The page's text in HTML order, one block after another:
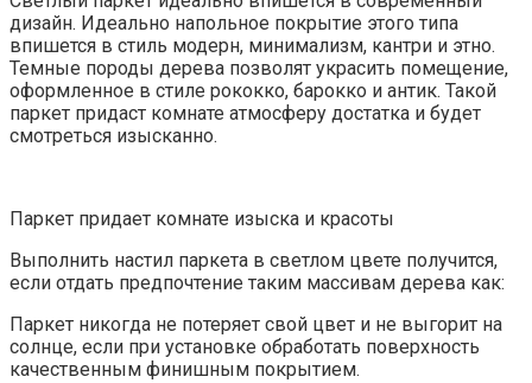
дизайн. Идеально напольное покрытие этого типа
впишется в стиль модерн, минимализм, кантри и этно.
Темные породы дерева позволят украсить помещение,
оформленное в стиле рококко, барокко и антик. Такой
паркет придаст комнате атмосферу достатка и будет
смотреться изысканно.
Паркет придает комнате изыска и красоты
Выполнить настил паркета в светлом цвете получится,
если отдать предпочтение таким массивам дерева как:
Паркет никогда не потеряет свой цвет и не выгорит на
солнце, если при установке обработать поверхность
качественным финишным покрытием.